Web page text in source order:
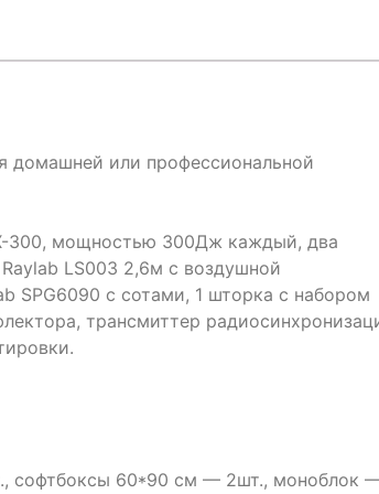
домашней или профессиональной
300, мощностью 300Дж каждый, два
LS003 2,6м с воздушной
SPG6090 с сотами, 1 шторка с набором
трансмиттер
софтбоксы 60*90 см — 2шт., моноблок